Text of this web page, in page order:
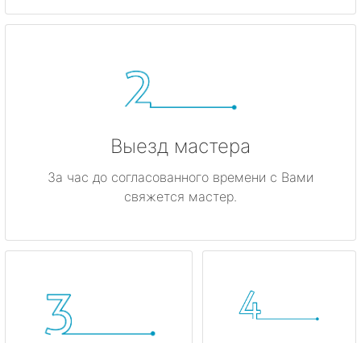
Выезд мастера
За час до согласованного времени с Вами
свяжется мастер.